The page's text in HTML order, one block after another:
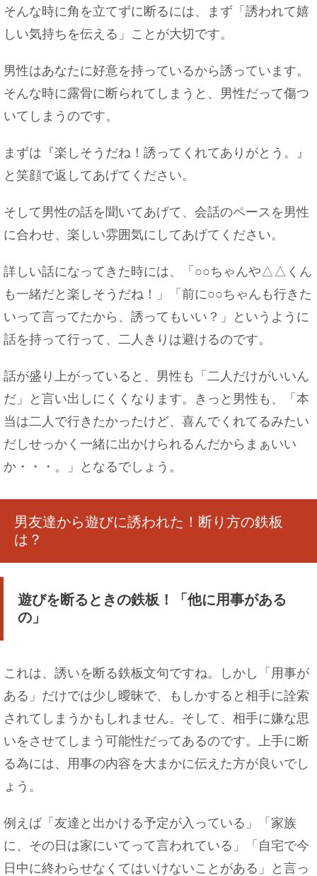
れませんよ！
片栗粉をクッキーに使うとどんな食感？片栗粉効
A型女性の別れ方は？A型女性の恋愛傾向と恋を失
いやすい場面
文化祭で教室の壁などを装飾したい！簡単にでき
る方法も紹介！
おいしいおにぎりは握り方じゃない！？ご飯の炊
き方がポイント
バイトの休みを取って旅行に行きたい時はこうし
がいい理由
そんな時に角を立てずに断るには、まず「誘われて嬉
しい気持ちを伝える」ことが大切です。
男性はあなたに好意を持っているから誘っています。
そんな時に露骨に断られてしまうと、男性だって傷つ
いてしまうのです。
まずは『楽しそうだね！誘ってくれてありがとう。』
と笑顔で返してあげてください。
そして男性の話を聞いてあげて、会話のペースを男性
に合わせ、楽しい雰囲気にしてあげてください。
詳しい話になってきた時には、「○○ちゃんや△△くん
も一緒だと楽しそうだね！」「前に○○ちゃんも行きた
いって言ってたから、誘ってもいい？」というように
話を持って行って、二人きりは避けるのです。
話が盛り上がっていると、男性も「二人だけがいいん
だ」と言い出しにくくなります。きっと男性も、「本
当は二人で行きたかったけど、喜んでくれてるみたい
だしせっかく一緒に出かけられるんだからまぁいい
か・・・。」となるでしょう。
男友達から遊びに誘われた！断り方の鉄板
は？
遊びを断るときの鉄板！「他に用事がある
の」
これは、誘いを断る鉄板文句ですね。しかし「用事が
ある」だけでは少し曖昧で、もしかすると相手に詮索
されてしまうかもしれません。そして、相手に嫌な思
いをさせてしまう可能性だってあるのです。上手に断
る為には、用事の内容を大まかに伝えた方が良いでし
ょう。
例えば「友達と出かける予定が入っている」「家族
に、その日は家にいてって言われている」「自宅で今
日中に終わらせなくてはいけないことがある」と言っ